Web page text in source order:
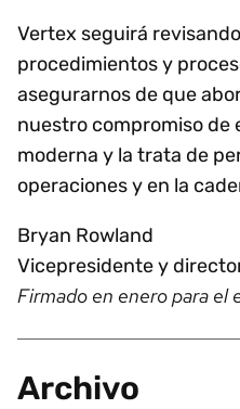
Vertex seguirá
procedimientos y
asegurarnos de que
nuestro compromiso de
moderna y la trata de
operaciones y en la
Bryan Rowland
Vicepresidente y
Firmado en enero para
Archivo